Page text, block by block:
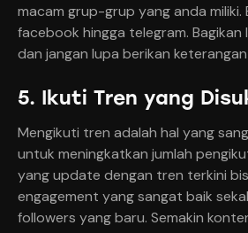
macam grup-grup yang anda miliki.
facebook hingga telegram. Bagikan
dan jangan lupa berikan
5. Ikuti Tren yang
Mengikuti tren adalah hal yang
untuk meningkatkan jumlah
yang update dengan tren terkini
engagement yang sangat baik
followers yang baru. Semakin